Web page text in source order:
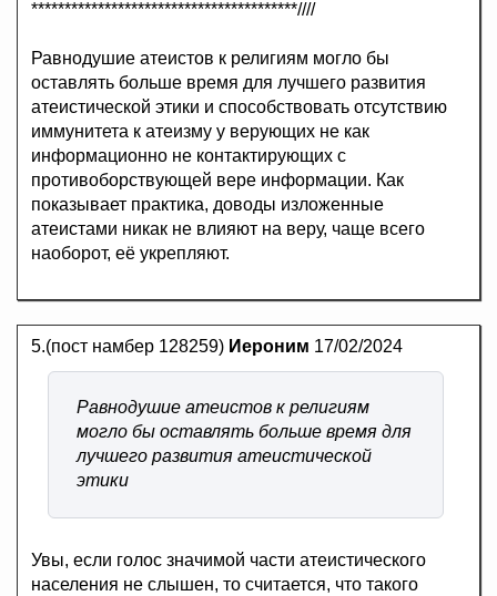
****************************************////
Равнодушие атеистов к религиям могло бы
оставлять больше время для лучшего развития
атеистической этики и способствовать отсутствию
иммунитета к атеизму у верующих не как
информационно не контактирующиx с
противоборствующей вере информации. Как
показывает практика, доводы изложенные
атеистами никак не влияют на веру, чаще всего
наоборот, её укрепляют.
5.(пост намбер 128259) Иероним 17/02/2024
Равнодушие атеистов к религиям
могло бы оставлять больше время для
лучшего развития атеистической
этики
Увы, если голос значимой части атеистического
населения не слышен, то считается, что такого